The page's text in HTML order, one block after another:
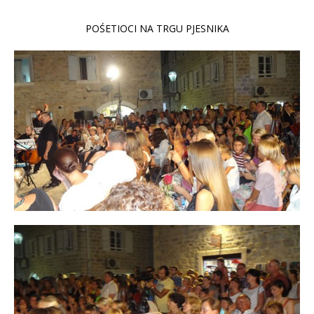
POŚETIOCI NA TRGU PJESNIKA